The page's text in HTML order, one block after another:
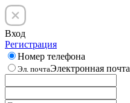
Вход
Регистрация
Номер телефона
Эл. почтаЭлектронная почта